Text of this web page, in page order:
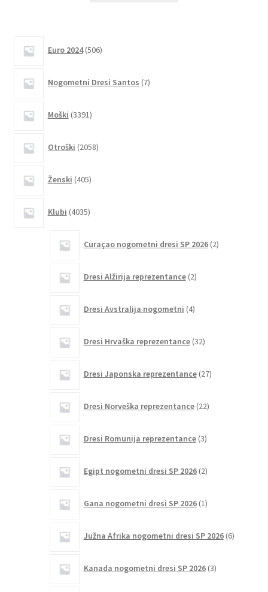
Euro 2024 506izdelkov
Nogometni Dresi Santos 7izdelkov
Moški 3391izdelkov
Otroški 2058izdelkov
Ženski 405izdelkov
Klubi 4035izdelkov
Curaçao nogometni dresi SP 2026 2izdelka
Dresi Alžirija reprezentance 2izdelka
Dresi Avstralija nogometni 4izdelki
Dresi Hrvaška reprezentance 32izdelkov
Dresi Japonska reprezentance 27izdelkov
Dresi Norveška reprezentance 22izdelkov
Dresi Romunija reprezentance 3izdelki
Egipt nogometni dresi SP 2026 2izdelka
Gana nogometni dresi SP 2026 1izdelek
Južna Afrika nogometni dresi SP 2026 6izdelkov
Kanada nogometni dresi SP 2026 3izdelki